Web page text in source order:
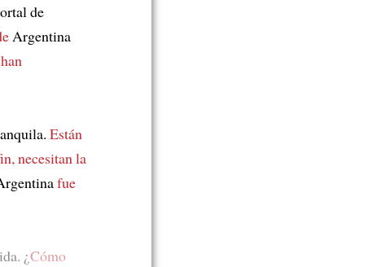
de
Argentina
Están
necesitan la
fue
¿Cómo